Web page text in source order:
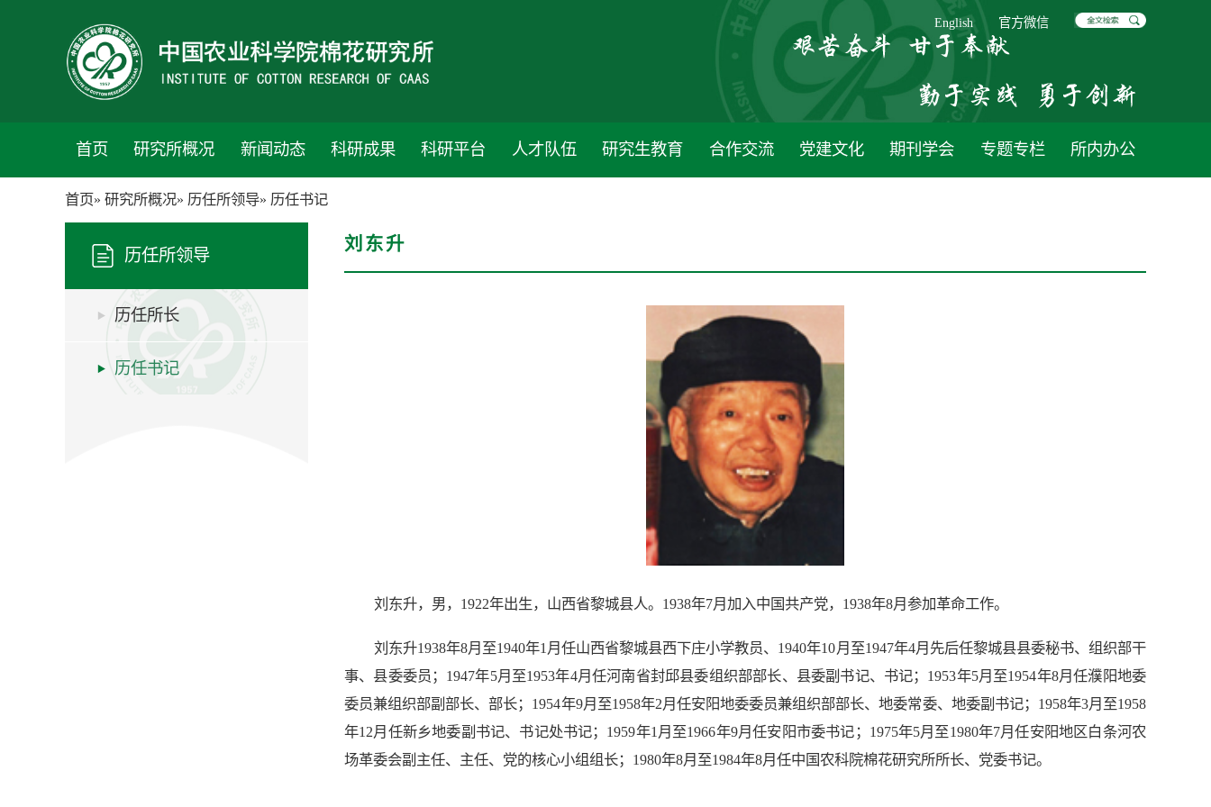
English 官方微信
首页 研究所概况 新闻动态 科研成果 科研平台 人才队伍 研究生教育 合作交流 党建文化 期刊学会 专题专栏 所内办公
首页» 研究所概况» 历任所领导» 历任书记
历任所领导
历任所长
历任书记
刘东升
刘东升，男，1922年出生，山西省黎城县人。1938年7月加入中国共产党，1938年8月参加革命工作。
刘东升1938年8月至1940年1月任山西省黎城县西下庄小学教员、1940年10月至1947年4月先后任黎城县县委秘书、组织部干
事、县委委员；1947年5月至1953年4月任河南省封邱县委组织部部长、县委副书记、书记；1953年5月至1954年8月任濮阳地委
委员兼组织部副部长、部长；1954年9月至1958年2月任安阳地委委员兼组织部部长、地委常委、地委副书记；1958年3月至1958
年12月任新乡地委副书记、书记处书记；1959年1月至1966年9月任安阳市委书记；1975年5月至1980年7月任安阳地区白条河农
场革委会副主任、主任、党的核心小组组长；1980年8月至1984年8月任中国农科院棉花研究所所长、党委书记。